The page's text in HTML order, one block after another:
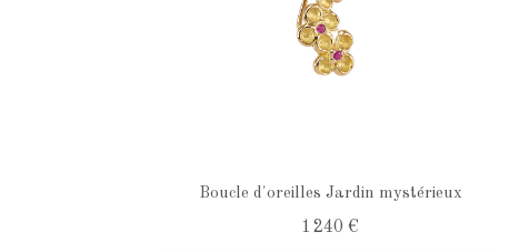
Boucle d'oreilles Jardin mystérieux
1 240 €